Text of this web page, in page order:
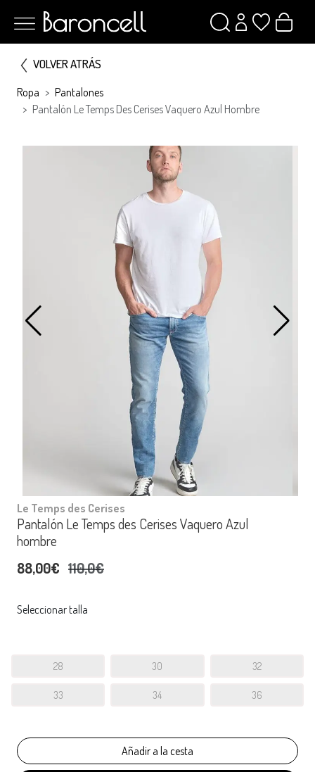
VOLVER ATRÁS
Ropa
Pantalones
Pantalón Le Temps Des Cerises Vaquero Azul Hombre
Le Temps des Cerises
Pantalón Le Temps des Cerises Vaquero Azul
hombre
88,00€ 110,0€
Seleccionar talla
28 30 32
33 34 36